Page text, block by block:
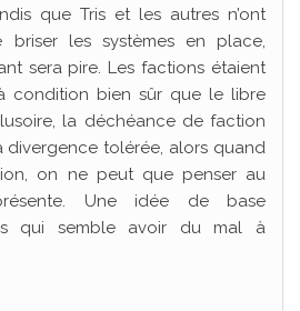
que Tris et les autres n’ont
briser les systèmes en place,
sera pire. Les factions étaient
condition bien sûr que le libre
la déchéance de faction
divergence tolérée, alors quand
on ne peut que penser au
Une idée de base
qui semble avoir du mal à